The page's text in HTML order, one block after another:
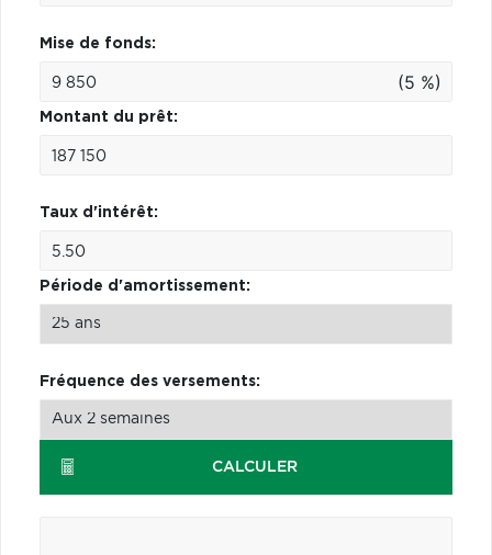
Mise de fonds:
(5 %)
Montant du prêt:
Taux d'intérêt:
Période d'amortissement:
Fréquence des versements:
CALCULER